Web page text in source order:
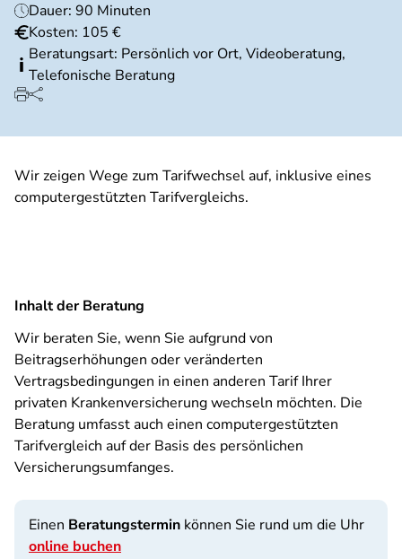
Dauer: 90 Minuten
Kosten: 105 €
Beratungsart: Persönlich vor Ort, Videoberatung,
Telefonische Beratung
Wir zeigen Wege zum Tarifwechsel auf, inklusive eines
computergestützten Tarifvergleichs.
Inhalt der Beratung
Wir beraten Sie, wenn Sie aufgrund von
Beitragserhöhungen oder veränderten
Vertragsbedingungen in einen anderen Tarif Ihrer
privaten Krankenversicherung wechseln möchten. Die
Beratung umfasst auch einen computergestützten
Tarifvergleich auf der Basis des persönlichen
Versicherungsumfanges.
Einen Beratungstermin können Sie rund um die Uhr
online buchen